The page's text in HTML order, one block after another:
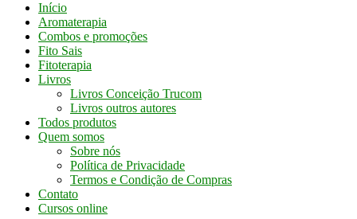
Início
Aromaterapia
Combos e promoções
Fito Sais
Fitoterapia
Livros
Livros Conceição Trucom
Livros outros autores
Todos produtos
Quem somos
Sobre nós
Política de Privacidade
Termos e Condição de Compras
Contato
Cursos online